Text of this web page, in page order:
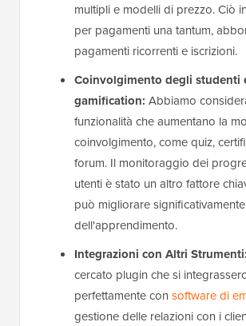
multipli e modelli di prezzo. Ciò
per pagamenti una tantum,
pagamenti ricorrenti e iscrizioni.
Coinvolgimento degli studenti
gamification: Abbiamo
funzionalità che aumentano la
coinvolgimento, come quiz,
forum. Il monitoraggio dei
utenti è stato un altro fattore
può migliorare
dell'apprendimento.
Integrazioni con Altri Strumenti:
cercato plugin che si
perfettamente con software di
gestione delle relazioni con i